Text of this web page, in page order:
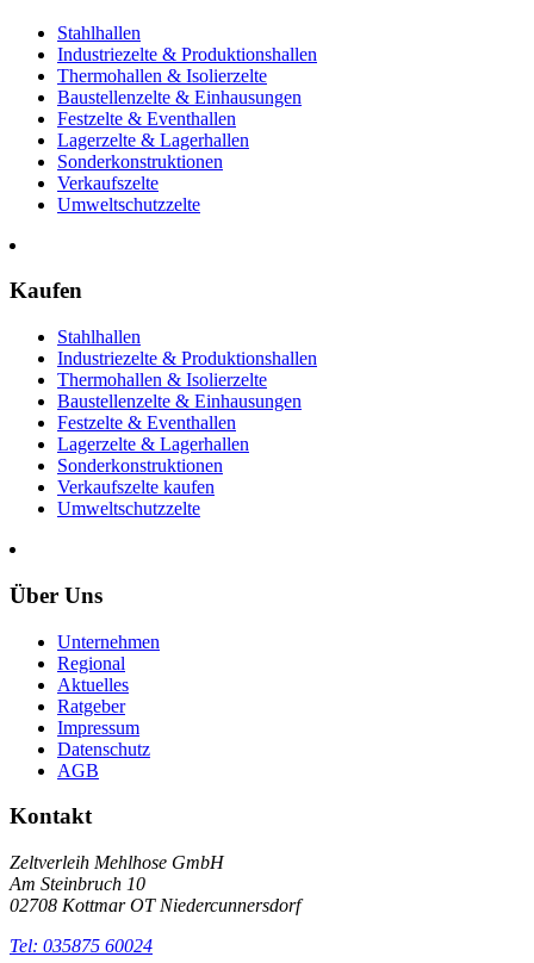
Stahlhallen
Industriezelte & Produktionshallen
Thermohallen & Isolierzelte
Baustellenzelte & Einhausungen
Festzelte & Eventhallen
Lagerzelte & Lagerhallen
Sonderkonstruktionen
Verkaufszelte
Umweltschutzzelte
Kaufen
Stahlhallen
Industriezelte & Produktionshallen
Thermohallen & Isolierzelte
Baustellenzelte & Einhausungen
Festzelte & Eventhallen
Lagerzelte & Lagerhallen
Sonderkonstruktionen
Verkaufszelte kaufen
Umweltschutzzelte
Über Uns
Unternehmen
Regional
Aktuelles
Ratgeber
Impressum
Datenschutz
AGB
Kontakt
Zeltverleih Mehlhose GmbH
Am Steinbruch 10
02708 Kottmar OT Niedercunnersdorf
Tel: 035875 60024